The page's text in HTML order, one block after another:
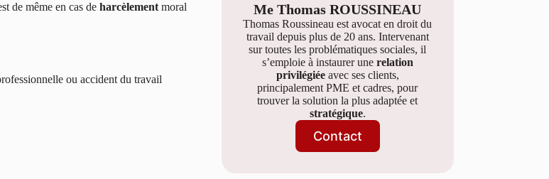
de même en cas de harcèlement moral
ou accident du travail
Me Thomas ROUSSINEAU
Thomas Roussineau est avocat en droit du
travail depuis plus de 20 ans. Intervenant
sur toutes les problématiques sociales, il
s’emploie à instaurer une relation
privilégiéeavec ses clients,
principalement PME et cadres, pour
trouver la solution la plus adaptée et
stratégique.
Contact